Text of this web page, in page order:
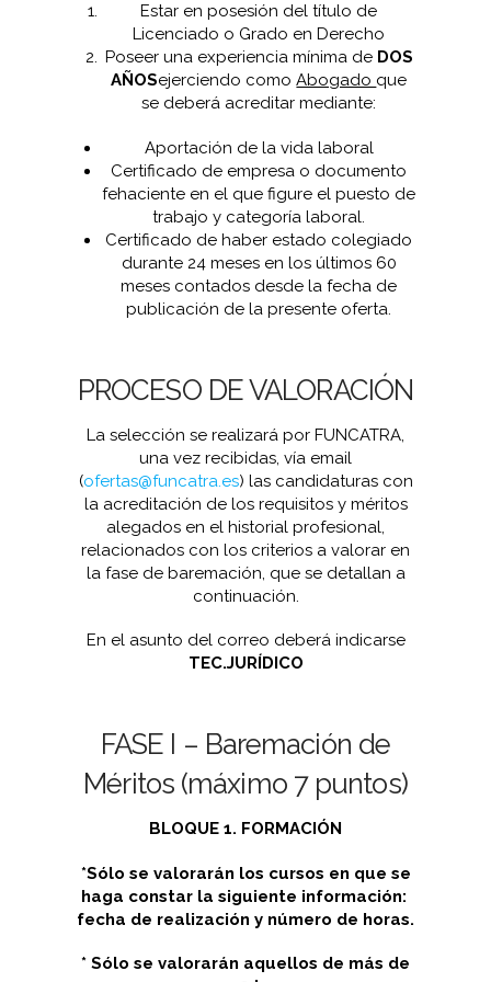
Estar en posesión del título de
Licenciado o Grado en Derecho
Poseer una experiencia mínima de DOS
AÑOSejerciendo comoAbogado que
se deberá acreditar mediante:
Aportación de la vida laboral
Certificado de empresa o documento
fehaciente en el que figure el puesto de
trabajo y categoría laboral.
Certificado de haber estado colegiado
durante 24 meses en los últimos 60
meses contados desde la fecha de
publicación de la presente oferta.
PROCESO DE VALORACIÓN
La selección se realizará por FUNCATRA,
una vez recibidas, vía email
(ofertas@funcatra.es) las candidaturas con
la acreditación de los requisitos y méritos
alegados en el historial profesional,
relacionados con los criterios a valorar en
la fase de baremación, que se detallan a
continuación.
En el asunto del correo deberá indicarse
TEC.JURÍDICO
FASE I – Baremación de
Méritos (máximo 7 puntos)
BLOQUE 1. FORMACIÓN
*Sólo se valorarán los cursos en que se
haga constar la siguiente información:
fecha de realización y número de horas.
* Sólo se valorarán aquellos de más de